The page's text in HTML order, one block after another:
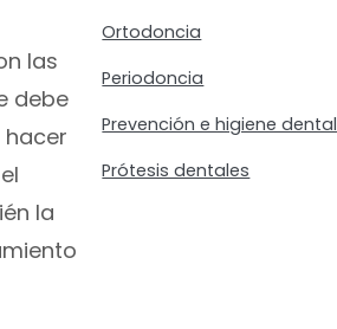
las
debe
la
Ortodoncia
Periodoncia
Prevención e higiene dental
Prótesis dentales